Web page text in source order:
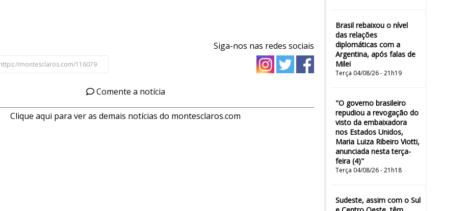
Brasil rebaixou o nível
das relações
diplomáticas com a
Argentina, após falas de
Milei
Terça 04/08/26 - 21h19
"O governo brasileiro
repudiou a revogação do
visto da embaixadora
nos Estados Unidos,
Maria Luiza Ribeiro Viotti,
anunciada nesta terça-
feira (4)"
Terça 04/08/26 - 21h18
Sudeste, assim com o Sul
Siga-nos nas redes sociais
Comente a notícia
Clique aqui para ver as demais notícias do montesclaros.com